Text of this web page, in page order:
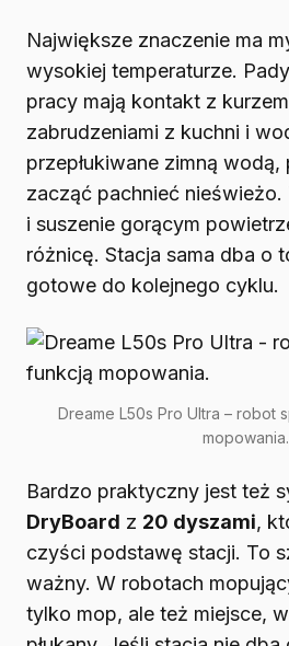
Największe znaczenie ma
wysokiej temperaturze.
pracy mają kontakt z
zabrudzeniami z kuchni i
przepłukiwane zimną
zacząć pachnieć
i suszenie gorącym
różnicę. Stacja sama dba o
gotowe do kolejnego cyklu.
Dreame L50s Pro Ultra – robot
mopowania.
Bardzo praktyczny jest też
DryBoard z 20 dyszami,
czyści podstawę stacji. To
ważny. W robotach
tylko mop, ale też miejsce,